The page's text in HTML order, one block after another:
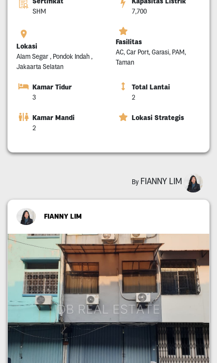
SHM 7,700
Lokasi
Alam Segar , Pondok Indah ,
Jakaarta Selatan
Fasilitas
AC, Car Port, Garasi, PAM,
Taman
Kamar Tidur
3
Total Lantai
2
Kamar Mandi
2
Lokasi Strategis
By FIANNY LIM
FIANNY LIM